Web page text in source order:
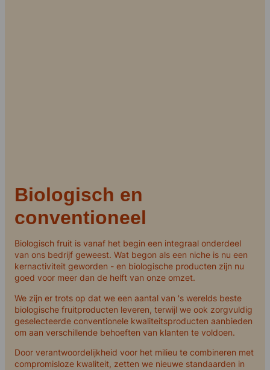
Biologisch en
conventioneel
Biologisch fruit is vanaf het begin een integraal onderdeel
van ons bedrijf geweest. Wat begon als een niche is nu een
kernactiviteit geworden - en biologische producten zijn nu
goed voor meer dan de helft van onze omzet.
We zijn er trots op dat we een aantal van 's werelds beste
biologische fruitproducten leveren, terwijl we ook zorgvuldig
geselecteerde conventionele kwaliteitsproducten aanbieden
om aan verschillende behoeften van klanten te voldoen.
Door verantwoordelijkheid voor het milieu te combineren met
compromisloze kwaliteit, zetten we nieuwe standaarden in